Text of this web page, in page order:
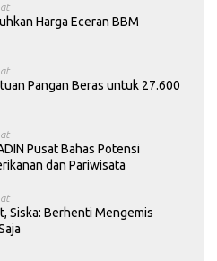
Harga Eceran BBM
Pangan Beras untuk 27.600
Pusat Bahas Potensi
dan Pariwisata
Siska: Berhenti Mengemis